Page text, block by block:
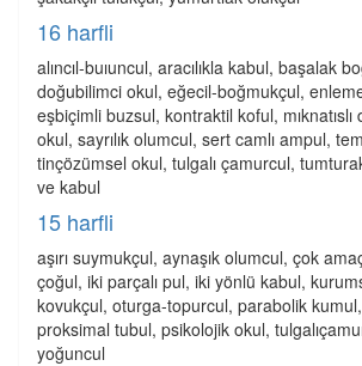
16 harfli
alıncıl-buıuncul, aracılıkla kabul, başalak
doğubilimci okul, eğecil-boğmukçul,
eşbiçimli buzsul, kontraktil koful,
okul, sayrılık olumcul, sert camlı ampul,
tinçözümsel okul, tulgalı çamurcul,
ve kabul
15 harfli
aşırı suymukçul, aynaşık olumcul, çok
çoğul, iki parçalı pul, iki yönlü kabul,
kovukçul, oturga-topurcul, parabolik
proksimal tubul, psikolojik okul,
yoğuncul